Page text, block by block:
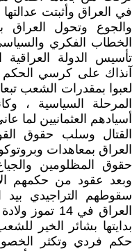
في العراق وأثبتت
والجوع وتحول
الخطاب الفكري
تأسيس الدولة العراقية
آنذاك على كرسي الحكم
لعبوا بمقدرات الشعب
المرحلة السياسية ،
أسيادهم العثمانيين لما
القتال وسلب حقوق
العراق بمعاهدات
حقوق المظلومين
وبعد عقود من حكمهم
سقوطهم التراجيدي
العراق في
بدايتها بشائر الخير
حكم فردي وتكثر